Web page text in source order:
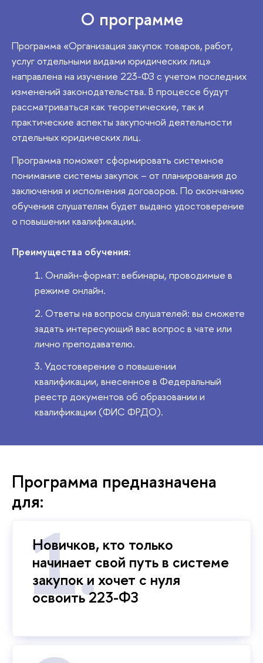
О программе
Программа «Организация закупок товаров, работ,
услуг отдельными видами юридических лиц»
направлена на изучение 223-ФЗ с учетом последних
изменений законодательства. В процессе будут
рассматриваться как теоретические, так и
практические аспекты закупочной деятельности
отдельных юридических лиц.
Программа поможет сформировать системное
понимание системы закупок – от планирования до
заключения и исполнения договоров. По окончанию
обучения слушателям будет выдано удостоверение
о повышении квалификации.
Преимущества обучения:
Онлайн-формат: вебинары, проводимые в
режиме онлайн.
Ответы на вопросы слушателей: вы сможете
задать интересующий вас вопрос в чате или
лично преподавателю.
Удостоверение о повышении
квалификации, внесенное в Федеральный
реестр документов об образовании и
квалификации (ФИС ФРДО).
Программа предназначена
для:
Новичков, кто только
начинает свой путь в системе
закупок и хочет с нуля
освоить 223-ФЗ